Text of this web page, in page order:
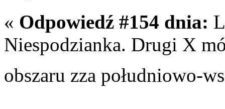
« Odpowiedź #154 dnia:
Niespodzianka. Drugi X
obszaru zza południowo-